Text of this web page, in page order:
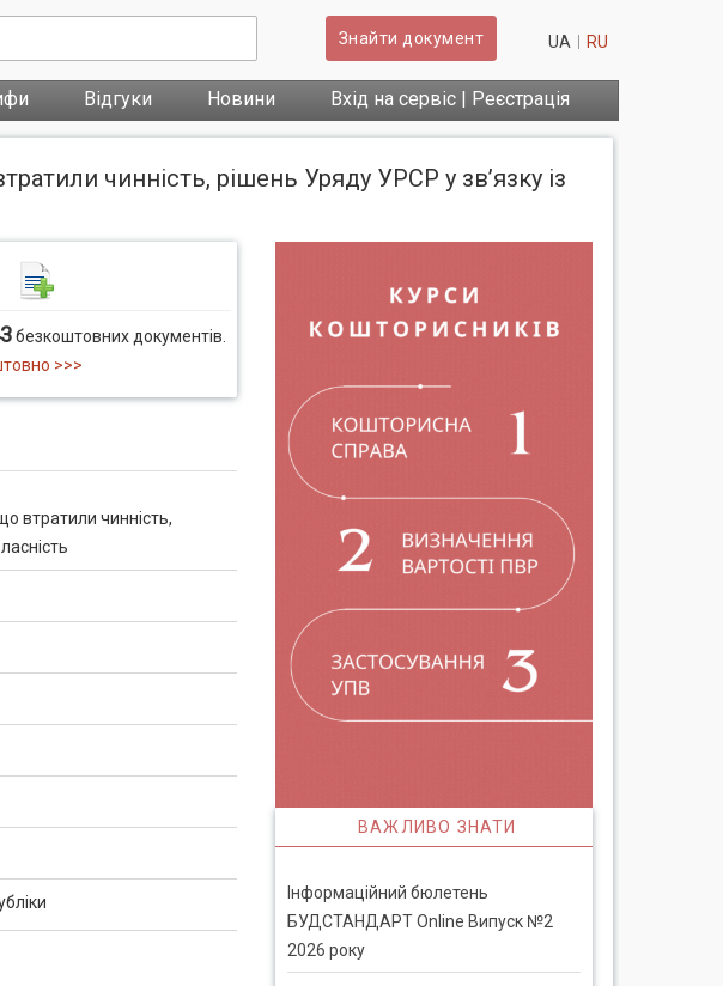
Знайти документ UA RU
Відгуки Новини Вхід на сервіс | Реєстрація
чинність, рішень Уряду УРСР у зв’язку із
безкоштовних документів.
>>>
втратили чинність,
ВАЖЛИВО ЗНАТИ
Інформаційний бюлетень
БУДСТАНДАРТ Online Випуск №2
2026 року